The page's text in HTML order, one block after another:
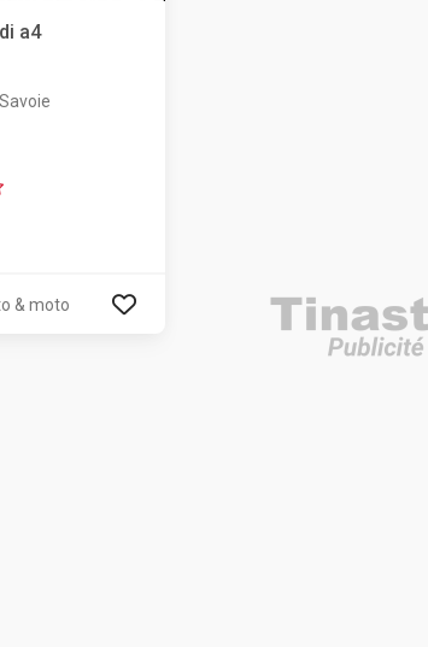
a4
& moto